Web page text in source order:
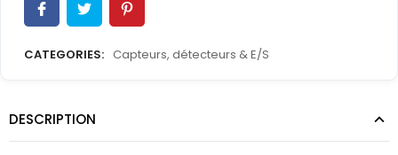
CATEGORIES: Capteurs, détecteurs & E/S
DESCRIPTION